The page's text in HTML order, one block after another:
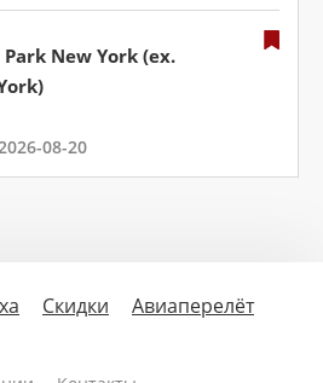
New York (ex.
08-20
Скидки
Авиаперелёт